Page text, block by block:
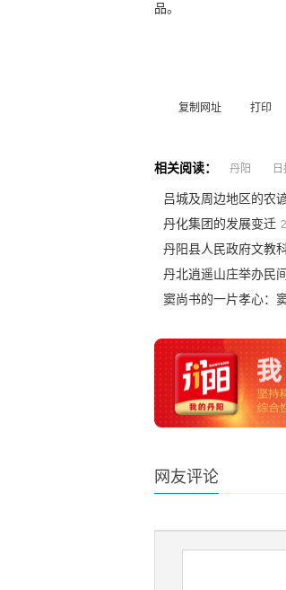
品。
复制网址 打印
相关阅读： 丹阳
吕城及周边地区的农
丹化集团的发展变迁
丹阳县人民政府文教
丹北逍遥山庄举办民
窦尚书的一片孝心：
网友评论